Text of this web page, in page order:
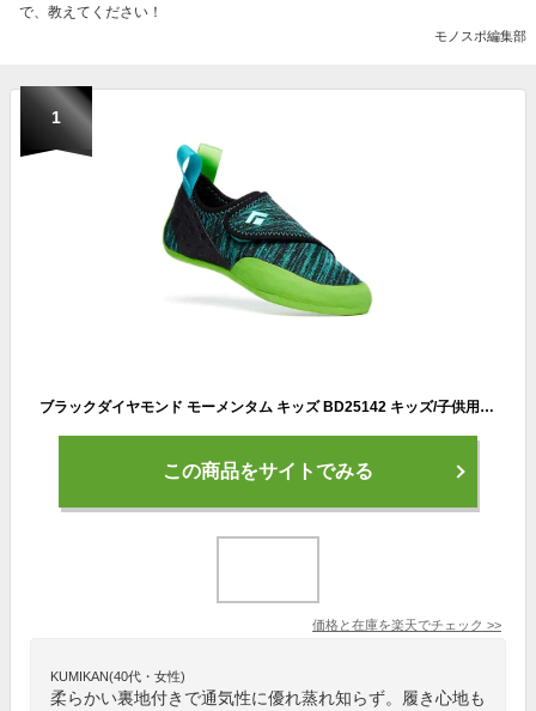
で、教えてください！
モノスポ編集部
1
ブラックダイヤモンド モーメンタム キッズ BD25142 キッズ/子供用 クライミングシューズ
この商品をサイトでみる
価格と在庫を楽天でチェック >>
KUMIKAN(40代・女性)
柔らかい裏地付きで通気性に優れ蒸れ知らず。履き心地も